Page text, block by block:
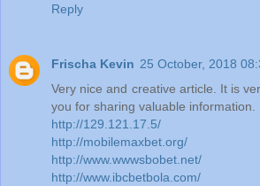
Reply
Frischa Kevin 25 October, 2018
Very nice and creative article. It is
you for sharing valuable information.
http://129.121.17.5/
http://mobilemaxbet.org/
http://www.wwwsbobet.net/
http://www.ibcbetbola.com/